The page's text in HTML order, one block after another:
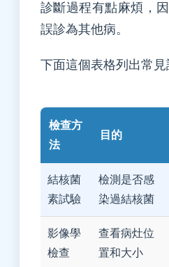
診斷過程有點麻煩，
誤診為其他病。
下面這個表格列出常見
檢查方
法
目的
結核菌
素試驗
檢測是否感
染過結核菌
影像學
檢查
查看病灶位
置和大小